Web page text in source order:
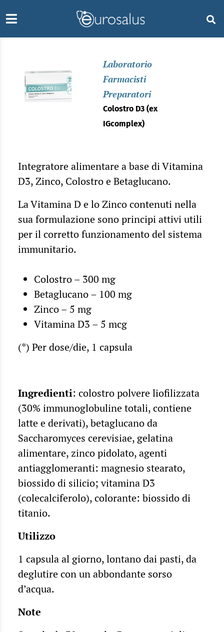
Laboratorio
Farmacisti
Preparatori
Colostro D3 (ex
IGcomplex)
Integratore alimentare a base di Vitamina
D3, Zinco, Colostro e Betaglucano.
La Vitamina D e lo Zinco contenuti nella
sua formulazione sono principi attivi utili
per il corretto funzionamento del sistema
immunitario.
Colostro – 300 mg
Betaglucano – 100 mg
Zinco – 5 mg
Vitamina D3 – 5 mcg
(*) Per dose/die, 1 capsula
Ingredienti: colostro polvere liofilizzata
(30% immunoglobuline totali, contiene
latte e derivati), betaglucano da
Saccharomyces cerevisiae, gelatina
alimentare, zinco pidolato, agenti
antiagglomeranti: magnesio stearato,
biossido di silicio; vitamina D3
(colecalciferolo), colorante: biossido di
titanio.
Utilizzo
1 capsula al giorno, lontano dai pasti, da
deglutire con un abbondante sorso
d’acqua.
Note